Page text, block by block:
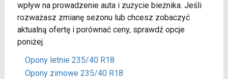
wpływ na prowadzenie auta i zużycie bieżnika. Jeśli
rozważasz zmianę sezonu lub chcesz zobaczyć
aktualną ofertę i porównać ceny, sprawdź opcje
poniżej.
Opony letnie 235/40 R18
Opony zimowe 235/40 R18